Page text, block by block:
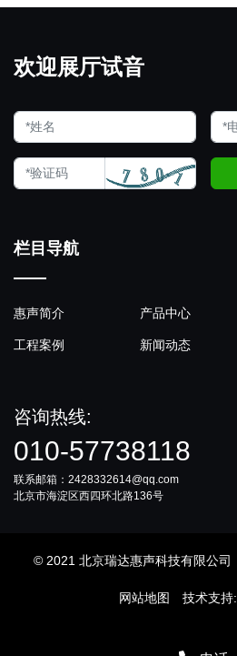
欢迎展厅试音
栏目导航
惠声简介 产品中心
工程案例 新闻动态
咨询热线:
010-57738118
联系邮箱：2428332614@qq.com
北京市海淀区西四环北路136号
© 2021 北京瑞达惠声科技有限公司
网站地图 技术支持: